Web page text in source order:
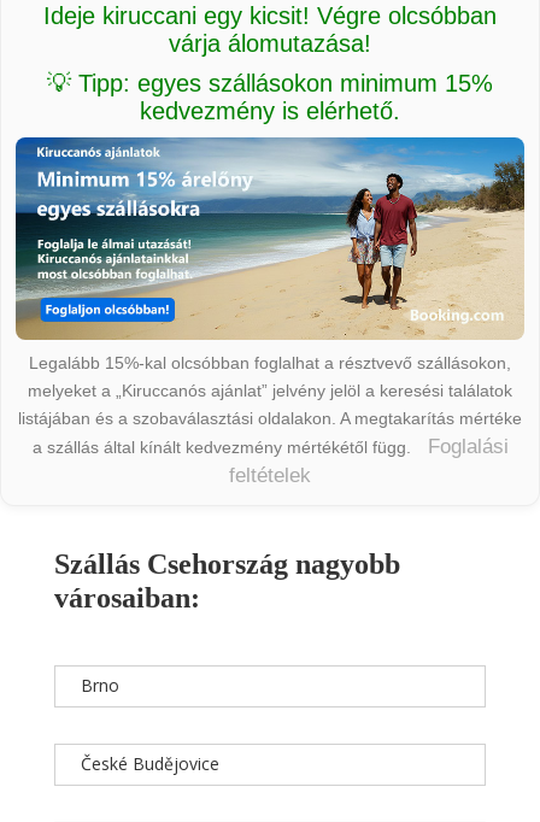
Ideje kiruccani egy kicsit! Végre olcsóbban
várja álomutazása!
💡 Tipp: egyes szállásokon minimum 15%
kedvezmény is elérhető.
Legalább 15%-kal olcsóbban foglalhat a résztvevő szállásokon,
melyeket a „Kiruccanós ajánlat” jelvény jelöl a keresési találatok
listájában és a szobaválasztási oldalakon. A megtakarítás mértéke
a szállás által kínált kedvezmény mértékétől függ.
Foglalási
feltételek
Szállás Csehország nagyobb
városaiban:
Brno
České Budějovice